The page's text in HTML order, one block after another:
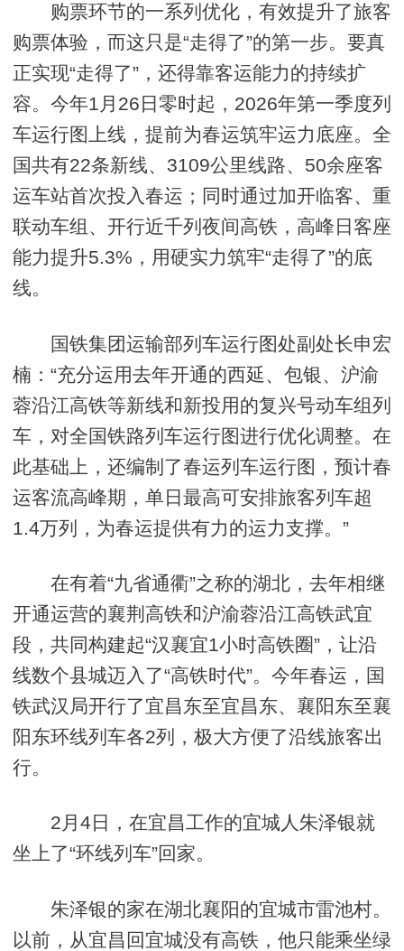
购票环节的一系列优化，有效提升了旅客
购票体验，而这只是“走得了”的第一步。要真
正实现“走得了”，还得靠客运能力的持续扩
容。今年1月26日零时起，2026年第一季度列
车运行图上线，提前为春运筑牢运力底座。全
国共有22条新线、3109公里线路、50余座客
运车站首次投入春运；同时通过加开临客、重
联动车组、开行近千列夜间高铁，高峰日客座
能力提升5.3%，用硬实力筑牢“走得了”的底
线。
国铁集团运输部列车运行图处副处长申宏
楠：“充分运用去年开通的西延、包银、沪渝
蓉沿江高铁等新线和新投用的复兴号动车组列
车，对全国铁路列车运行图进行优化调整。在
此基础上，还编制了春运列车运行图，预计春
运客流高峰期，单日最高可安排旅客列车超
1.4万列，为春运提供有力的运力支撑。”
在有着“九省通衢”之称的湖北，去年相继
开通运营的襄荆高铁和沪渝蓉沿江高铁武宜
段，共同构建起“汉襄宜1小时高铁圈”，让沿
线数个县城迈入了“高铁时代”。今年春运，国
铁武汉局开行了宜昌东至宜昌东、襄阳东至襄
阳东环线列车各2列，极大方便了沿线旅客出
行。
2月4日，在宜昌工作的宜城人朱泽银就
坐上了“环线列车”回家。
朱泽银的家在湖北襄阳的宜城市雷池村。
以前，从宜昌回宜城没有高铁，他只能乘坐绿